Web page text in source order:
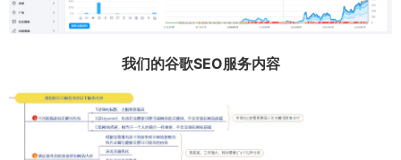
我们的谷歌SEO服务内容